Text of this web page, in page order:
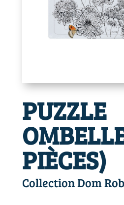
PUZZLE
PIÈCES)
Collection Dom